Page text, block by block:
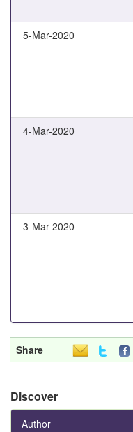
5-Mar-2020
4-Mar-2020
3-Mar-2020
Share
Discover
Author